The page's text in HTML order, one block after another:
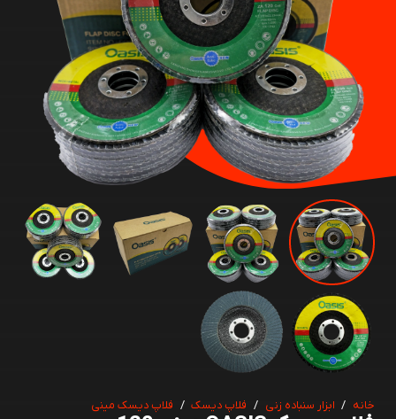
خانه / ابزار سنباده زنی / فلاپ دیسک / فلاپ دیسک مینی